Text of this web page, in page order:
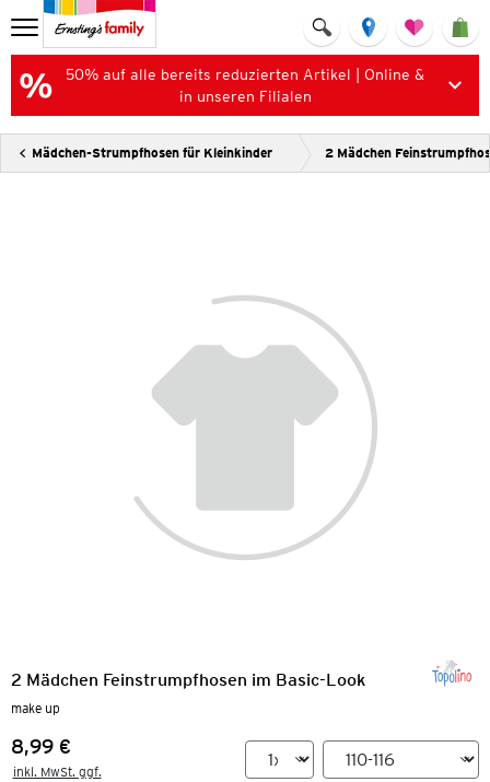
50% auf alle bereits reduzierten Artikel | Online &
in unseren Filialen
Mädchen-Strumpfhosen für Kleinkinder 2 Mädchen
2 Mädchen Feinstrumpfhosen im Basic-Look
make up
Preis:
8,99 €
inkl. MwSt. ggf.